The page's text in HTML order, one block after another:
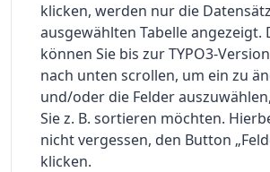
klicken, werden nur die
ausgewählten Tabelle angezeigt.
können Sie bis zur TYPO3-
nach unten scrollen, um ein zu
und/oder die Felder
Sie z. B. sortieren möchten.
nicht vergessen, den Button
klicken.